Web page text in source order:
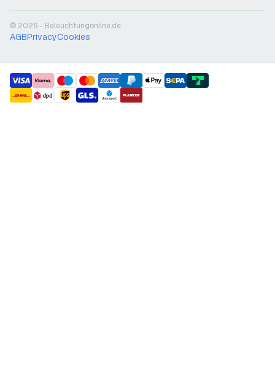
© 2026 - Beleuchtungonline.de
AGBPrivacyCookies
payment methods
shipment methods